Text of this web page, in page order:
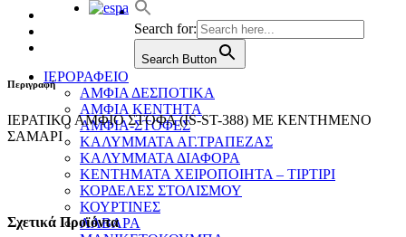
Search for:
Search Button
ΙΕΡΟΡΑΦΕΙΟ
ΑΜΦΙΑ ΔΕΣΠΟΤΙΚΑ
ΑΜΦΙΑ ΚΕΝΤΗΤΑ
ΑΜΦΙΑ-ΣΤΟΦΕΣ
ΚΑΛΥΜΜΑΤΑ ΑΓ.ΤΡΑΠΕΖΑΣ
ΚΑΛΥΜΜΑΤΑ ΔΙΑΦΟΡΑ
ΚΕΝΤΗΜΑΤΑ ΧΕΙΡΟΠΟΙΗΤΑ – ΤΙΡΤΙΡΙ
ΚΟΡΔΕΛΕΣ ΣΤΟΛΙΣΜΟΥ
ΚΟΥΡΤΙΝΕΣ
ΛΑΒΑΡΑ
Περιγραφή
ΙΕΡΑΤΙΚΟ ΑΜΦΙΟ ΣΤΟΦΑ (IS-ST-388) ΜΕ ΚΕΝΤΗΜΕΝΟ
ΣΑΜΑΡΙ
Σχετικά Προϊόντα